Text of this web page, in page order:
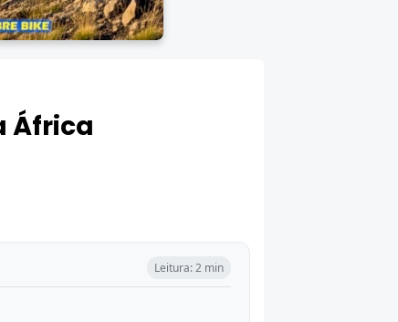
África
Leitura: 2 min